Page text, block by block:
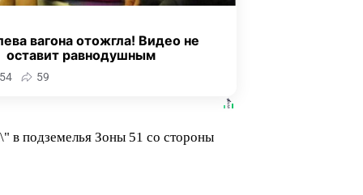
вагона отожгла! Видео не
оставит равнодушным
54 59
в подземелья Зоны 51 со стороны